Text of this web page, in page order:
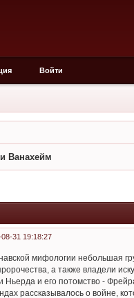
Войти
Ванахейм
31 19:18:27
мифологии небольшая
а также владели
Ньерда и его потомство -
рассказывалось о войне,